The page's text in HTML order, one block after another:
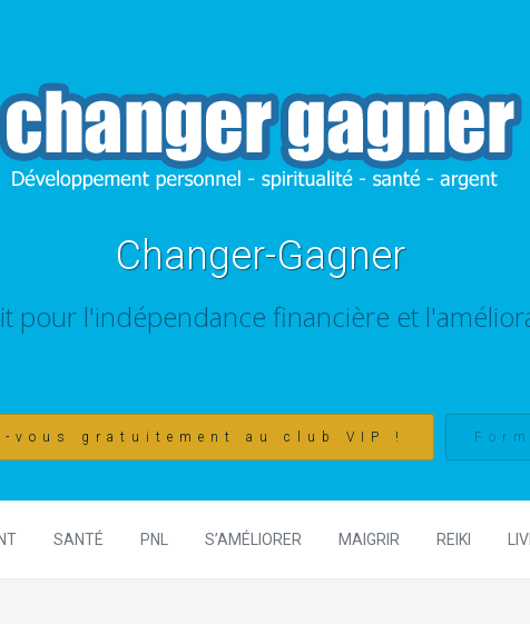
Changer-Gagner
pour l'indépendance financière et
vous gratuitement au club VIP !
SANTÉ PNL S’AMÉLIORER MAIGRIR REIKI